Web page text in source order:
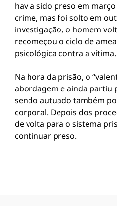
havia sido preso em
crime, mas foi solto em
investigação, o homem
recomeçou o ciclo de
psicológica contra a vítima.
Na hora da prisão, o
abordagem e ainda partiu
sendo autuado também
corporal. Depois dos
de volta para o sistema
continuar preso.